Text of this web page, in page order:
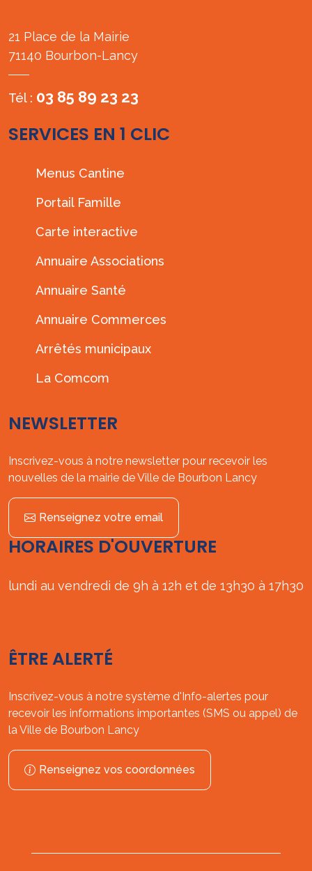
21 Place de la Mairie
71140 Bourbon-Lancy
Tél : 03 85 89 23 23
SERVICES EN 1 CLIC
Menus Cantine
Portail Famille
Carte interactive
Annuaire Associations
Annuaire Santé
Annuaire Commerces
Arrêtés municipaux
La Comcom
NEWSLETTER
Inscrivez-vous à notre newsletter pour recevoir les
nouvelles de la mairie de Ville de Bourbon Lancy
Renseignez votre email
HORAIRES D'OUVERTURE
lundi au vendredi de 9h à 12h et de 13h30 à 17h30
ÊTRE ALERTÉ
Inscrivez-vous à notre système d'Info-alertes pour
recevoir les informations importantes (SMS ou appel) de
la Ville de Bourbon Lancy
Renseignez vos coordonnées